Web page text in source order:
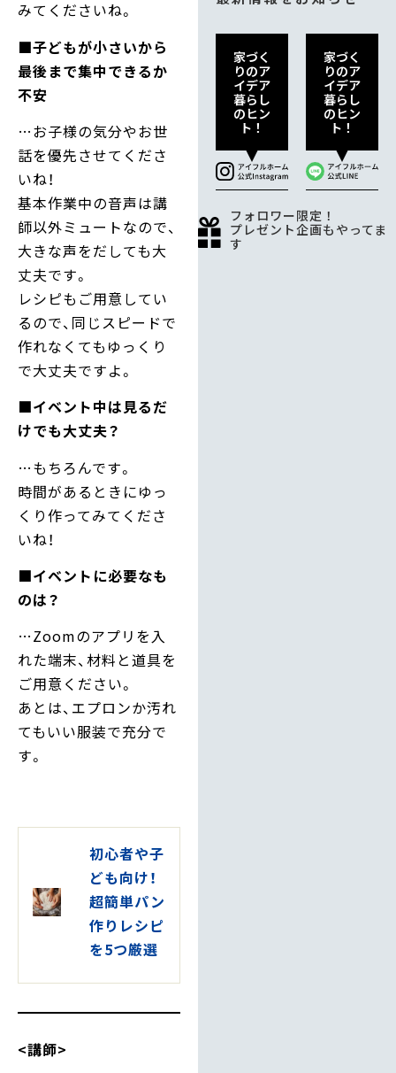
みてくださいね。
■子どもが小さいから
最後まで集中できるか
不安
…お子様の気分やお世
話を優先させてくださ
いね！
基本作業中の音声は講
師以外ミュートなので、
大きな声をだしても大
丈夫です。
レシピもご用意してい
るので、同じスピードで
作れなくてもゆっくり
で大丈夫ですよ。
■イベント中は見るだ
けでも大丈夫？
…もちろんです。
時間があるときにゆっ
くり作ってみてくださ
いね！
■イベントに必要なも
のは？
…Zoomのアプリを入
れた端末、材料と道具を
ご用意ください。
あとは、エプロンか汚れ
てもいい服装で充分で
す。
初心者や子
ども向け！
超簡単パン
作りレシピ
を5つ厳選
<講師>
家づく
りのア
イデア
暮らし
のヒン
ト！
家づく
りのア
イデア
暮らし
のヒン
ト！
フォロワー限定！
プレゼント企画もやってま
す